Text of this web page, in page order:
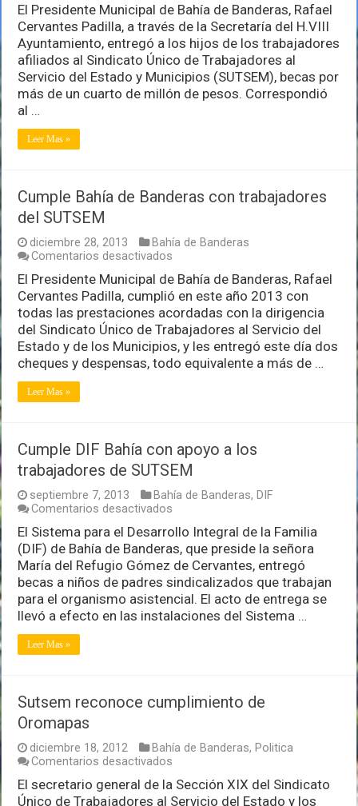
alcalde
de
Bahía
becas
al
SUTSEM
por
El Presidente Municipal de Bahía de Banderas, Rafael
Cervantes Padilla, a través de la Secretaría del H.VIII
Ayuntamiento, entregó a los hijos de los trabajadores
afiliados al Sindicato Único de Trabajadores al
Servicio del Estado y Municipios (SUTSEM), becas por
más de un cuarto de millón de pesos. Correspondió
al …
Leer Mas »
Cumple Bahía de Banderas con trabajadores
del SUTSEM
diciembre 28, 2013
Bahía de Banderas
Comentarios desactivados
Bahía
de
Banderas
con
trabajadores
del
SUTSEM
El Presidente Municipal de Bahía de Banderas, Rafael
Cervantes Padilla, cumplió en este año 2013 con
todas las prestaciones acordadas con la dirigencia
del Sindicato Único de Trabajadores al Servicio del
Estado y de los Municipios, y les entregó este día dos
cheques y despensas, todo equivalente a más de …
Leer Mas »
Cumple DIF Bahía con apoyo a los
trabajadores de SUTSEM
septiembre 7, 2013 Bahía de Banderas, DIF
Comentarios desactivados
DIF
Bahía
con
apoyo
a
los
trabajadores
El Sistema para el Desarrollo Integral de la Familia
(DIF) de Bahía de Banderas, que preside la señora
María del Refugio Gómez de Cervantes, entregó
becas a niños de padres sindicalizados que trabajan
para el organismo asistencial. El acto de entrega se
llevó a efecto en las instalaciones del Sistema …
Leer Mas »
Sutsem reconoce cumplimiento de
Oromapas
diciembre 18, 2012 Bahía de Banderas, Politica
Comentarios desactivados
reconoce
cumplimiento
El secretario general de la Sección XIX del Sindicato
Único de Trabajadores al Servicio del Estado y los